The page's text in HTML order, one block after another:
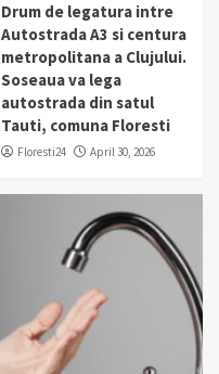
Drum de legatura intre
Autostrada A3 si centura
metropolitana a Clujului.
Soseaua va lega
autostrada din satul
Tauti, comuna Floresti
Floresti24 April 30, 2026